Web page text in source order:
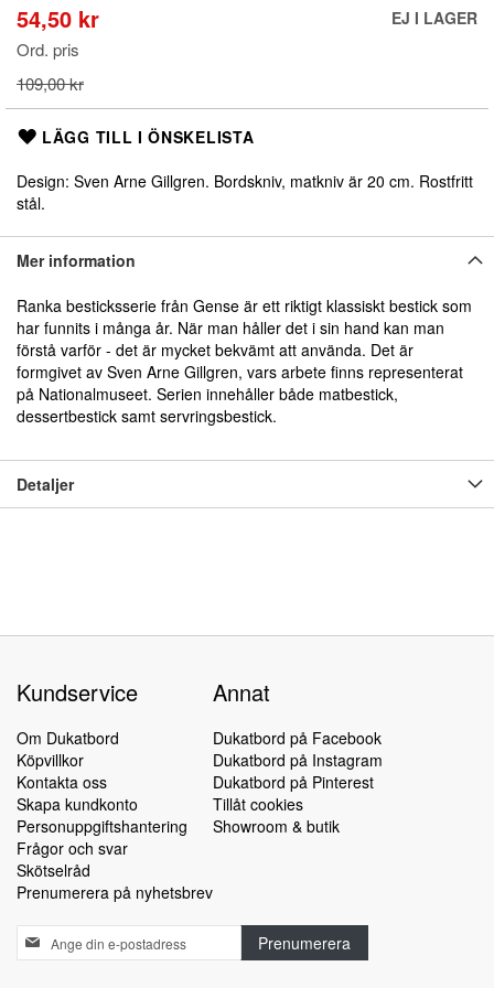
Special
Price
54,50 kr
Ord. pris
109,00 kr
EJ I LAGER
LÄGG TILL I ÖNSKELISTA
Design: Sven Arne Gillgren. Bordskniv, matkniv är 20 cm. Rostfritt
stål.
av
bildgalleriet
Mer information
Ranka besticksserie från Gense är ett riktigt klassiskt bestick som
har funnits i många år. När man håller det i sin hand kan man
förstå varför - det är mycket bekvämt att använda. Det är
formgivet av Sven Arne Gillgren, vars arbete finns representerat
på Nationalmuseet. Serien innehåller både matbestick,
dessertbestick samt servringsbestick.
Detaljer
Kundservice
Om Dukatbord
Köpvillkor
Kontakta oss
Skapa kundkonto
Personuppgiftshantering
Frågor och svar
Skötselråd
Prenumerera på nyhetsbrev
Annat
Dukatbord på Facebook
Dukatbord på Instagram
Dukatbord på Pinterest
Tillåt cookies
Showroom & butik
Sign
Up
Prenumerera